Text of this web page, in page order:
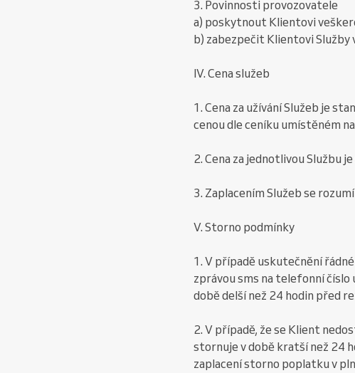
3. Povinnosti provozovatele
a) poskytnout Klientovi
b) zabezpečit Klientovi
IV. Cena služeb
1. Cena za užívání Služeb je
cenou dle ceníku umístěném
2. Cena za jednotlivou Službu
3. Zaplacením Služeb se
V. Storno podmínky
1. V případě uskutečnění
zprávou sms na telefonní číslo
době delší než 24 hodin před
2. V případě, že se Klient
stornuje v době kratší než 24
zaplacení storno poplatku v